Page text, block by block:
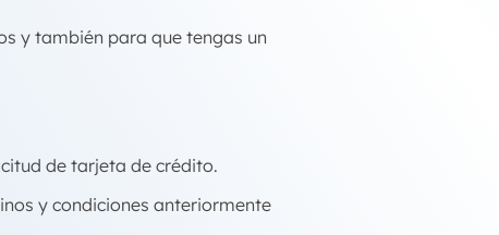
y también para que tengas un
de tarjeta de crédito.
y condiciones anteriormente